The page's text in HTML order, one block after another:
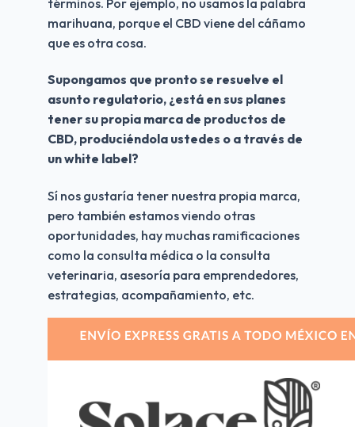
términos. Por ejemplo, no usamos la palabra
marihuana, porque el CBD viene del cáñamo
que es otra cosa.
Supongamos que pronto se resuelve el
asunto regulatorio, ¿está en sus planes
tener su propia marca de productos de
CBD, produciéndola ustedes o a través de
un white label?
Sí nos gustaría tener nuestra propia marca,
pero también estamos viendo otras
oportunidades, hay muchas ramificaciones
como la consulta médica o la consulta
veterinaria, asesoría para emprendedores,
estrategias, acompañamiento, etc.